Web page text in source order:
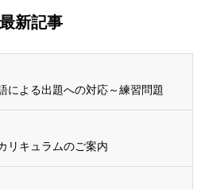
最新記事
による出題への対応～練習問題
リキュラムのご案内